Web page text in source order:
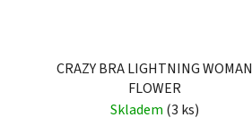
CRAZY BRA LIGHTNING WOMAN
FLOWER
Skladem (3 ks)